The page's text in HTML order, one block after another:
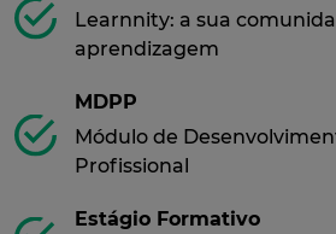
Learnnity: a sua
aprendizagem
MDPP
Módulo de
Profissional
Estágio Formativo